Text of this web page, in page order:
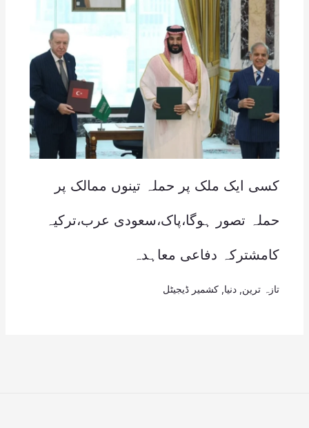
کسی ایک ملک پر حملہ تینوں ممالک پر
حملہ تصور ہوگا،پاک،سعودی عرب،ترکیہ
کامشترکہ دفاعی معاہدہ
تازہ ترین دنیا کشمیر ڈیجیٹل